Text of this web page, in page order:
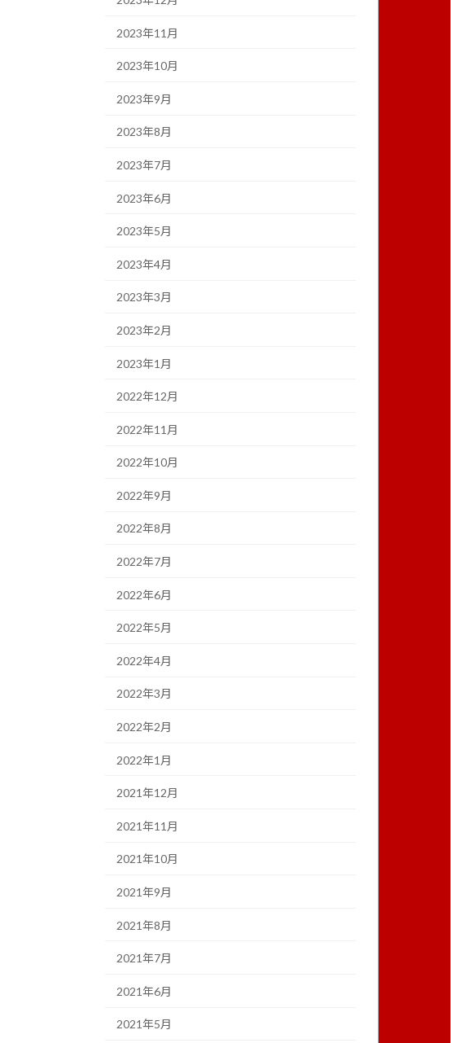
2023年11月
2023年10月
2023年9月
2023年8月
2023年7月
2023年6月
2023年5月
2023年4月
2023年3月
2023年2月
2023年1月
2022年12月
2022年11月
2022年10月
2022年9月
2022年8月
2022年7月
2022年6月
2022年5月
2022年4月
2022年3月
2022年2月
2022年1月
2021年12月
2021年11月
2021年10月
2021年9月
2021年8月
2021年7月
2021年6月
2021年5月